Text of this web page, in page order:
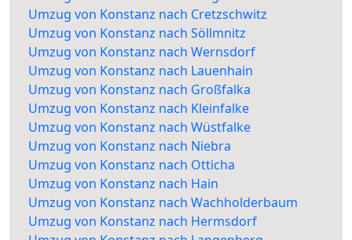
Umzug von Konstanz nach Cretzschwitz
Umzug von Konstanz nach Söllmnitz
Umzug von Konstanz nach Wernsdorf
Umzug von Konstanz nach Lauenhain
Umzug von Konstanz nach Großfalka
Umzug von Konstanz nach Kleinfalke
Umzug von Konstanz nach Wüstfalke
Umzug von Konstanz nach Niebra
Umzug von Konstanz nach Otticha
Umzug von Konstanz nach Hain
Umzug von Konstanz nach Wachholderbaum
Umzug von Konstanz nach Hermsdorf